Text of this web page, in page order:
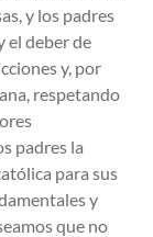
y los padres
el deber de
y, por
respetando
padres la
para sus
y
que no